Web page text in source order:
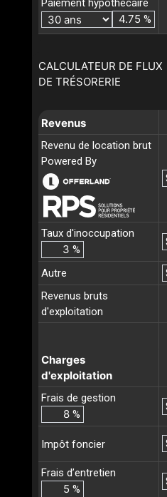
Paiement hypothécaire
%
CALCULATEUR DE FLUX
DE TRÉSORERIE
Revenus
Revenu de location brut
Powered By
Taux d'inoccupation
%
Autre
Revenus bruts
d'exploitation
Charges
d'exploitation
Frais de gestion
%
Impôt foncier
Frais d’entretien
%